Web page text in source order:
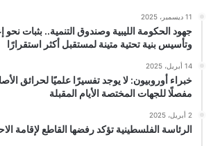
11 ديسمبر، 2025
جهود الحكومة الليبية وصندوق التنمية.. بثبات نحو
وتأسيس بنية تحتية متينة لمستقبل أكثر استقرارًا
14 أبريل، 2025
خبراء أوروبيون: لا يوجد تفسيرًا علميًا لحرائق
مفصلًا للجهات المختصة الأيام المقبلة
2 أبريل، 2025
الرئاسة الفلسطينية تؤكد رفضها القاطع لإقامة